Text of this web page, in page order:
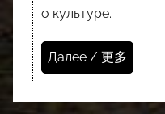
о культуре.
Далее / 更多